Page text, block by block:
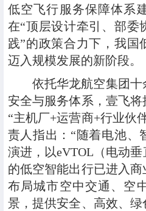
低空飞行服务保障体系
在“顶层设计牵引、部委
践”的政策合力下，我国
迈入规模发展的新阶段。
依托华龙航空集团
安全与服务体系，壹飞
“主机厂+运营商+行业伙
责人指出：“随着电池、
演进，以eVTOL（电动
的低空智能出行已进入
布局城市空中交通、空
景，提供安全、高效、